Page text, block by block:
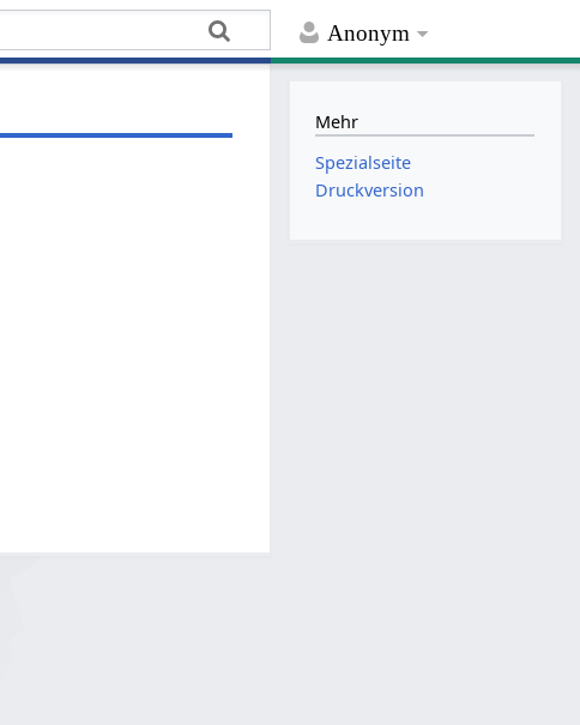
Anonym
Mehr
Spezialseite
Druckversion